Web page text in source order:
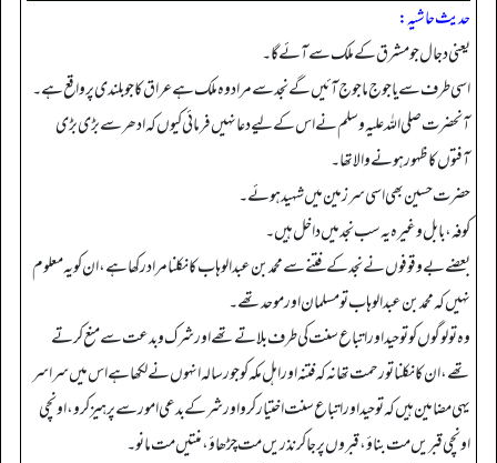
حدیث حاشیہ:
یعنی دجال جو مشرق کے ملک سے آئے گا۔
اسی طرف سے یاجوج ماجوج آئیں گے نجد سے مراد وہ ملک ہے عراق کا جو بلندی پر واقع ہے۔
آنحضرت صلی اللہ علیہ وسلم نے اس کے لیے دعا نہیں فرمائی کیوں کہ ادھر سے بڑی بڑی
آفتوں کا ظہور ہونے والا تھا۔
حضرت حسین بھی اسی سرزمین میں شہید ہوئے۔
کوفہ، بابل وغیرہ یہ سب نجد میں داخل ہیں۔
بعضے بے وقوفوں نے نجد کے فتنے سے محمد بن عبدالوہاب کا نکلنا مراد رکھا ہے، ان کو یہ معلوم
نہیں کہ محمد بن عبدالوہاب تو مسلمان اور موحد تھے۔
وہ تو لوگوں کو توحید اور اتباع سنت کی طرف بلاتے تھے اور شرک و بدعت سے منع کرتے
تھے، ان کا نکلنا تو رحمت تھا نہ کہ فتنہ اور اہل مکہ کو جو رسالہ انہوں نے لکھا ہے اس میں سراسر
یہی مضامین ہیں کہ توحید اور اتباع سنت اختیار کرو اور شر کے بدعی امور سے پرہیز کرو، اونچی
اونچی قبریں مت بناؤ، قبروں پر جا کر نذریں مت چڑھاؤ، منتیں مت مانو۔